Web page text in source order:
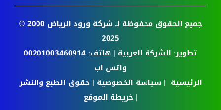
جميع الحقوق محفوظة لـ شركة ورود الرياض
2000 ©
2025
تطوير: الشركة العربية | هاتف: 00201003460914
واتس اب
الرئيسية | سياسة الخصوصية | حقوق الطبع والنشر
| خريطة الموقع